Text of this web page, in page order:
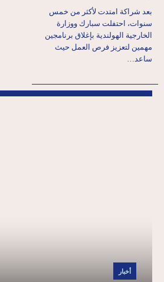
بعد شراكة امتدت لأكثر من خمس
سنوات، احتفلت سبارك ووزارة
الخارجية الهولندية بإغلاق برنامجين
مهمين لتعزيز فرص العمل حيث
ساعد…
أخبار